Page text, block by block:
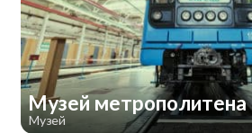
Музей метрополитена
Музей